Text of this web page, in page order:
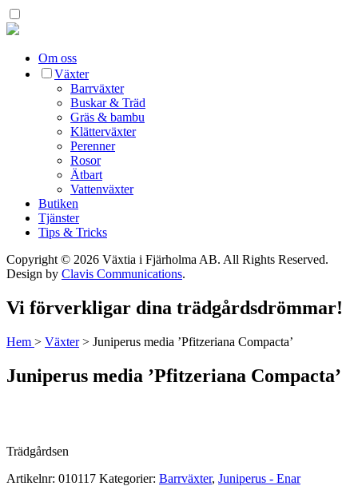
Om oss
Växter
Barrväxter
Buskar & Träd
Gräs & bambu
Klätterväxter
Perenner
Rosor
Ätbart
Vattenväxter
Butiken
Tjänster
Tips & Tricks
Copyright © 2026 Växtia i Fjärholma AB. All Rights Reserved.
Design by Clavis Communications.
Vi förverkligar dina trädgårdsdrömmar!
Hem > Växter> Juniperus media ’Pfitzeriana Compacta’
Juniperus media ’Pfitzeriana Compacta’
Trädgårdsen
Artikelnr: 010117 Kategorier: Barrväxter, Juniperus - Enar